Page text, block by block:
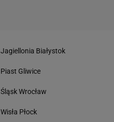
Jagiellonia Białystok
Piast Gliwice
Śląsk Wrocław
Wisła Płock